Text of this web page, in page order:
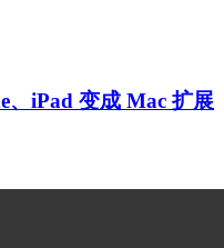
、iPad 变成 Mac 扩展